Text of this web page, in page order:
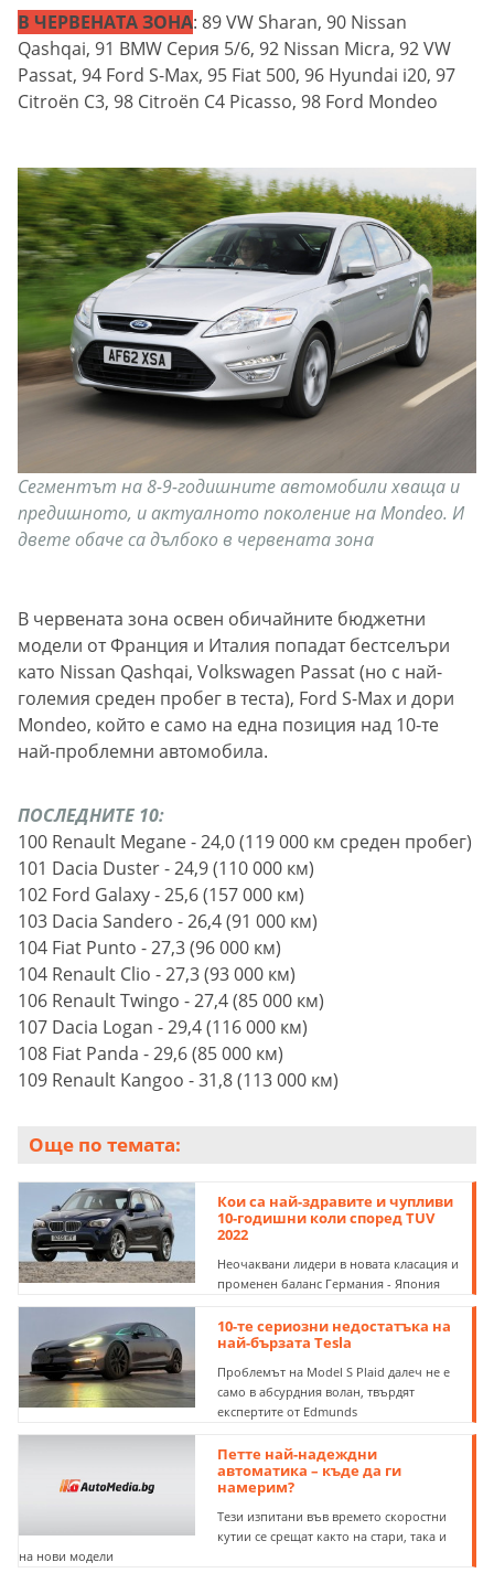
В ЧЕРВЕНАТА ЗОНА: 89 VW Sharan, 90 Nissan
Qashqai, 91 BMW Серия 5/6, 92 Nissan Micra, 92 VW
Passat, 94 Ford S-Max, 95 Fiat 500, 96 Hyundai i20, 97
Citroën C3, 98 Citroën C4 Picasso, 98 Ford Mondeo
Сегментът на 8-9-годишните автомобили хваща и
предишното, и актуалното поколение на Mondeo. И
двете обаче са дълбоко в червената зона
В червената зона освен обичайните бюджетни
модели от Франция и Италия попадат бестселъри
като Nissan Qashqai, Volkswagen Passat (но с най-
големия среден пробег в теста), Ford S-Max и дори
Mondeo, който е само на една позиция над 10-те
най-проблемни автомобила.
ПОСЛЕДНИТЕ 10:
100 Renault Megane - 24,0 (119 000 км среден пробег)
101 Dacia Duster - 24,9 (110 000 км)
102 Ford Galaxy - 25,6 (157 000 км)
103 Dacia Sandero - 26,4 (91 000 км)
104 Fiat Punto - 27,3 (96 000 км)
104 Renault Clio - 27,3 (93 000 км)
106 Renault Twingo - 27,4 (85 000 км)
107 Dacia Logan - 29,4 (116 000 км)
108 Fiat Panda - 29,6 (85 000 км)
109 Renault Kangoo - 31,8 (113 000 км)
Още по темата:
Кои са най-здравите и чупливи
10-годишни коли според TUV
2022
Неочаквани лидери в новата класация и
променен баланс Германия - Япония
10-те сериозни недостатъка на
най-бързата Tesla
Проблемът на Model S Plaid далеч не е
само в абсурдния волан, твърдят
експертите от Edmunds
Петте най-надеждни
автоматика – къде да ги
намерим?
Тези изпитани във времето скоростни
кутии се срещат както на стари, така и
на нови модели